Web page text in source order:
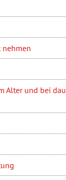
nehmen
Alter und bei